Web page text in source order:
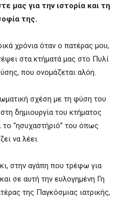
μας για την ιστορία και τη
της.
χρόνια όταν ο πατέρας μου,
στα κτήματά μας στο Πυλί
που ονομάζεται αλόη.
σχέση με τη φύση του
δημιουργία του κτήματος
το “ησυχαστήριό” του όπως
να λέει.
στην αγάπη που τρέφω για
σε αυτή την ευλογημένη Γη
της Παγκόσμιας ιατρικής,